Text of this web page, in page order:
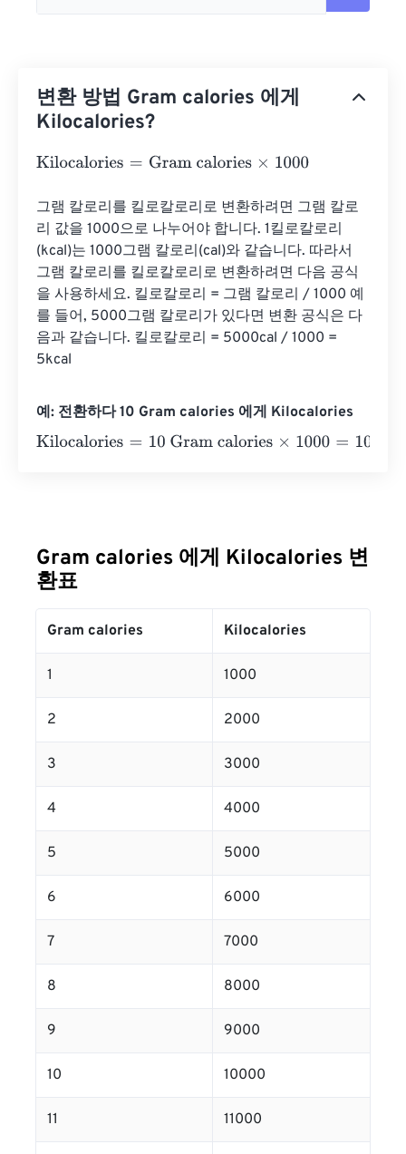
변환 방법 Gram calories 에게
Kilocalories?
Kilocalories=Gram calories×1000
그램 칼로리를 킬로칼로리로 변환하려면 그램 칼로
리 값을 1000으로 나누어야 합니다. 1킬로칼로리
(kcal)는 1000그램 칼로리(cal)와 같습니다. 따라서
그램 칼로리를 킬로칼로리로 변환하려면 다음 공식
을 사용하세요. 킬로칼로리 = 그램 칼로리 / 1000 예
를 들어, 5000그램 칼로리가 있다면 변환 공식은 다
음과 같습니다. 킬로칼로리 = 5000cal / 1000 =
5kcal
예: 전환하다 10 Gram calories 에게 Kilocalories
Kilocalories=10 Gram calories×1000= 10000 Kilocalories
Gram calories 에게 Kilocalories 변
환표
Gram calories Kilocalories
1 1000
2 2000
3 3000
4 4000
5 5000
6 6000
7 7000
8 8000
9 9000
10 10000
11 11000